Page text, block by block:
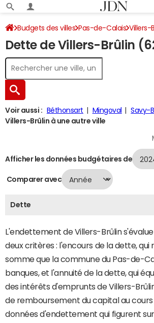
Budgets des villes Pas-de-Calais Villers-
Dette au 31/12/2024
Dette de Villers-Brûlin
Voir aussi : Béthonsart Mingoval Savy-
Villers-Brûlin à une autre ville
Afficher les données budgétaires de
Comparer avec
Dette
L'endettement de Villers-Brûlin
deux critères : l'encours de la dette, qui
somme que la commune du Pas-de-
banques, et l'annuité de la dette, qui
des intérêts d'emprunts de Villers-
de remboursement du capital au cours
données d'endettement qui figurent